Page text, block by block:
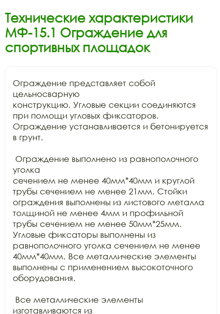
Технические характеристики
МФ-15.1 Ограждение для
спортивных площадок
Ограждение представляет собой
цельносварную
конструкцию. Угловые секции соединяются
при помощи угловых фиксаторов.
Ограждение устанавливается и бетонируется
в грунт.
Ограждение выполнено из равнополочного
уголка
сечением не менее 40мм*40мм и круглой
трубы сечением не менее 21мм. Стойки
ограждения выполнены из листового металла
толщиной не менее 4мм и профильной
трубы сечением не менее 50мм*25мм.
Угловые фиксаторы выполнены из
равнополочного уголка сечением не менее
40мм*40мм. Все металлические элементы
выполнены с применением высокоточного
оборудования.
Все металлические элементы
изготавливаются из